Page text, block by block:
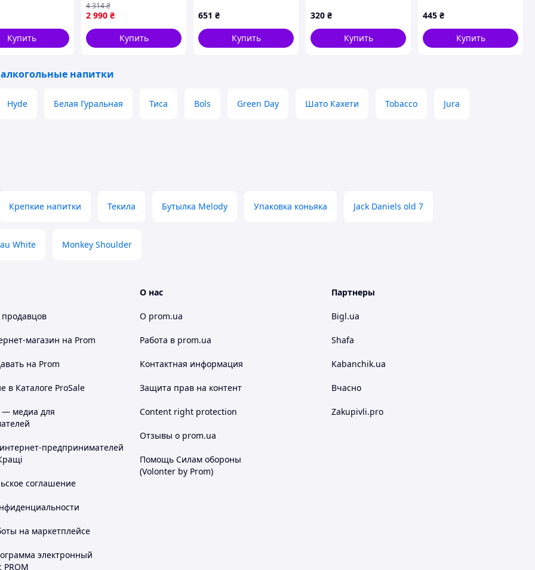
Купить
2 990 ₴
4 314₴
Купить
651 ₴
Купить
320 ₴
Купить
445 ₴
Купить
напитки
Hyde Белая Гуральная Тиса Bols Green Day Шато Кахети Tobacco Jura
Крепкие напитки Текила Бутылка Melody Упаковка коньяка Jack Daniels old 7
White Monkey Shoulder
магазин на Prom
на Prom
в Каталоге ProSale
— медиа для
предпринимателей
соглашение
на маркетплейсе
электронный
PROM
О нас
О prom.ua
Работа в prom.ua
Контактная информация
Защита прав на контент
Content right protection
Отзывы о prom.ua
Помощь Силам обороны
(Volonter by Prom)
Партнеры
Bigl.ua
Shafa
Kabanchik.ua
Вчасно
Zakupivli.pro